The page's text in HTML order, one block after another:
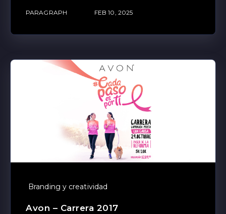
PARAGRAPH FEB 10, 2025
Branding y creatividad
Avon – Carrera 2017